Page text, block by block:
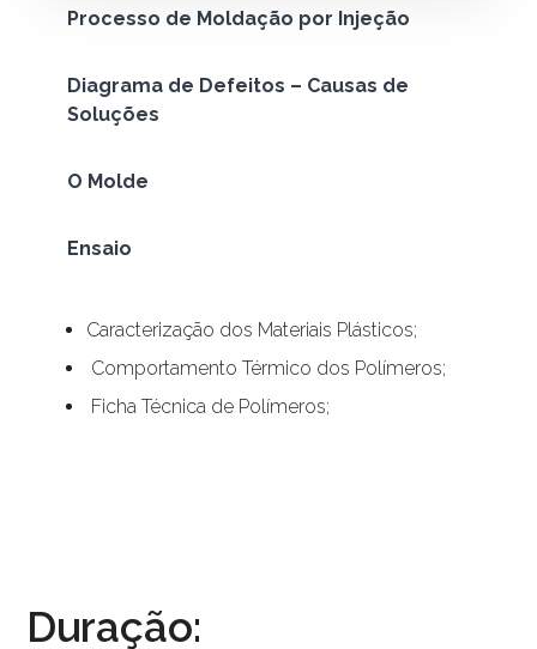
Processo de Moldação por Injeção
Diagrama de Defeitos – Causas de
Soluções
O Molde
Ensaio
Caracterização dos Materiais Plásticos;
Comportamento Térmico dos Polímeros;
Ficha Técnica de Polímeros;
Duração: